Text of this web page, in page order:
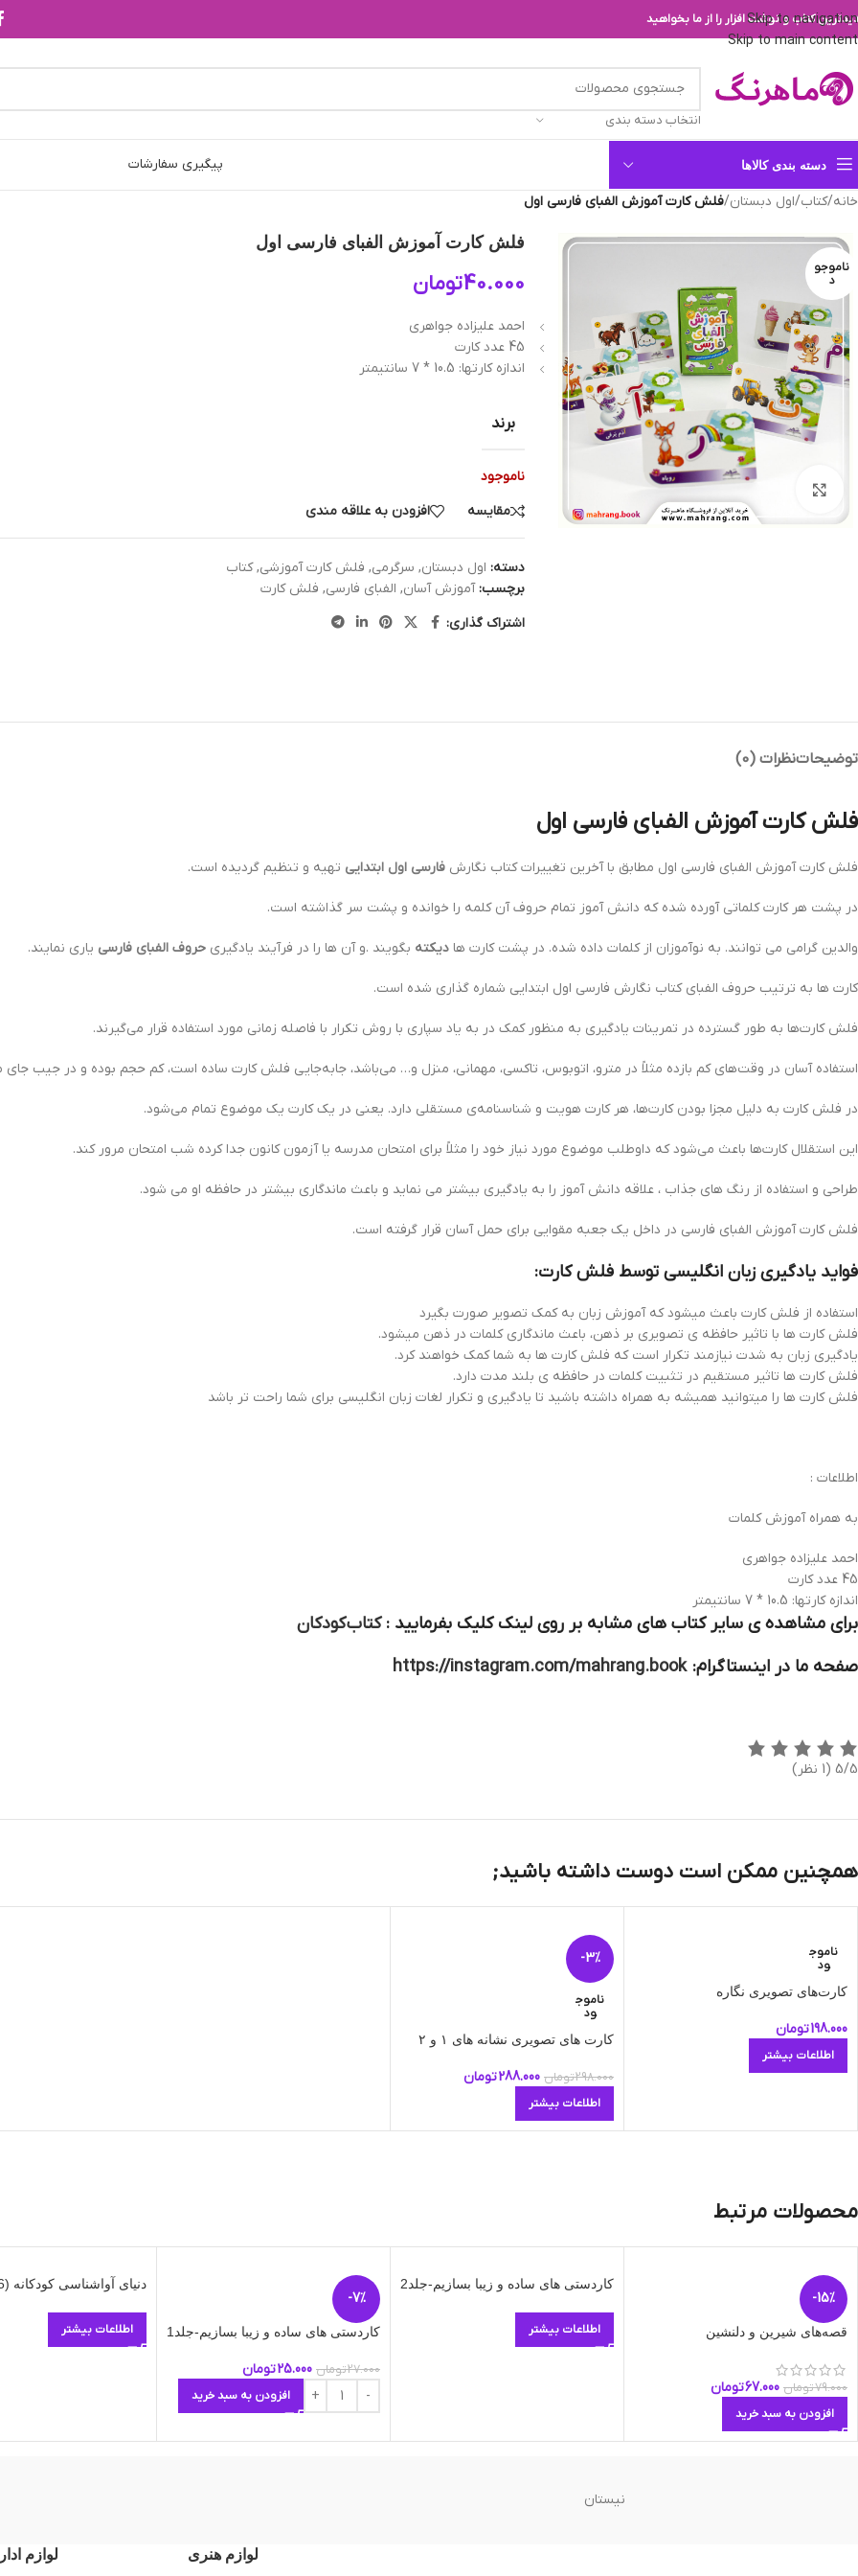
Skip to navigation
Skip to main content
کتاب و نوشت افزار را از ما بخواهید
انتخاب دسته بندی
دسته بندی کالاها پیگیری سفارشات
خانه/کتاب/اول دبستان/فلش کارت آموزش الفبای فارسی اول
ناموجو
د
بزرگنمایی تصویر
فلش کارت آموزش الفبای فارسی اول
40.000تومان
احمد علیزاده جواهری
45 عدد کارت
اندازه کارتها: 10.5 * 7 سانتیمتر
برند
ناموجود
مقایسه
افزودن به علاقه مندی
دسته: اول دبستان, سرگرمی, فلش کارت آموزشی, کتاب
برچسب: آموزش آسان, الفبای فارسی, فلش کارت
اشتراک گذاری:
توضیحاتنظرات (0)
فلش کارت آموزش الفبای فارسی اول
فلش کارت آموزش الفبای فارسی اول مطابق با آخرین تغییرات کتاب نگارش فارسی اول ابتدایی تهیه و تنظیم گردیده است.
در پشت هر کارت کلماتی آورده شده که دانش آموز تمام حروف آن کلمه را خوانده و پشت سر گذاشته است.
والدین گرامی می توانند. به نوآموزان از کلمات داده شده. در پشت کارت ها دیکته بگویند .و آن ها را در فرآیند یادگیری حروف الفبای فارسی یاری نمایند.
کارت ها به ترتیب حروف الفبای کتاب نگارش فارسی اول ابتدایی شماره گذاری شده است.
فلش کارت‌ها به طور گسترده در تمرینات یادگیری به منظور کمک در به یاد سپاری با روش تکرار با فاصله زمانی مورد استفاده قرار می‌گیرند.
استفاده آسان در وقت‌هاي كم بازده مثلاً در مترو، اتوبوس، تاكسي، مهماني، منزل و… مي‌باشد، جابه‌جايي فلش كارت ساده است، كم حجم بوده و در جيب جاي
در فلش كارت به دليل مجزا بودن كارت‌ها، هر كارت هويت و شناسنامه‌ي مستقلي دارد. يعني در يك كارت يك موضوع تمام مي‌شود.
اين استقلال كارت‌ها باعث مي‌شود كه داوطلب موضوع مورد نياز خود را مثلاً براي امتحان مدرسه يا آزمون كانون جدا كرده شب امتحان مرور كند.
طراحی و استفاده از رنگ های جذاب ، علاقه دانش آموز را به یادگیری بیشتر می نماید و باعث ماندگاری بیشتر در حافظه او می شود.
فلش کارت آموزش الفبای فارسی در داخل یک جعبه مقوایی برای حمل آسان قرار گرفته است.
فواید یادگیری زبان انگلیسی توسط فلش کارت:
استفاده از فلش کارت باعث میشود که آموزش زبان به کمک تصویر صورت بگیرد
فلش کارت ها با تاثیر حافظه ی تصویری بر ذهن، باعث ماندگاری کلمات در ذهن میشود.
یادگیری زبان به شدت نیازمند تکرار است که فلش کارت ها به شما کمک خواهند کرد.
فلش کارت ها تاثیر مستقیم در تثبیت کلمات در حافظه ی بلند مدت دارد.
فلش کارت ها را میتوانید همیشه به همراه داشته باشید تا یادگیری و تکرار لغات زبان انگلیسی برای شما راحت تر باشد
اطلاعات :
به همراه آموزش کلمات
احمد علیزاده جواهری
45 عدد کارت
اندازه کارتها: 10.5 * 7 سانتیمتر
برای مشاهده ی سایر کتاب های مشابه بر روی لینک کلیک بفرمایید :کتاب کودکان
صفحه ما در اینستاگرام:https://instagram.com/mahrang.book
5/5 (1 نظر)
همچنین ممکن است دوست داشته باشید;
ناموج
ود
کارت‌های تصویری نگاره
198.000تومان
اطلاعات بیشتر
-3%
ناموج
ود
کارت های تصویری نشانه های ١ و ٢
298.000تومان 288.000تومان
اطلاعات بیشتر
محصولات مرتبط
-15%
قصه‌های شیرین و دلنشین
79.000تومان 67.000تومان
افزودن به سبد خرید
کاردستی های ساده و زیبا بسازیم-جلد2
اطلاعات بیشتر
-7%
کاردستی های ساده و زیبا بسازیم-جلد1
27.000تومان 25.000تومان
افزودن به سبد خرید
دنیای آواشناسی کودکانه (6)
اطلاعات بیشتر
نیستان
لوازم هنری لوازم